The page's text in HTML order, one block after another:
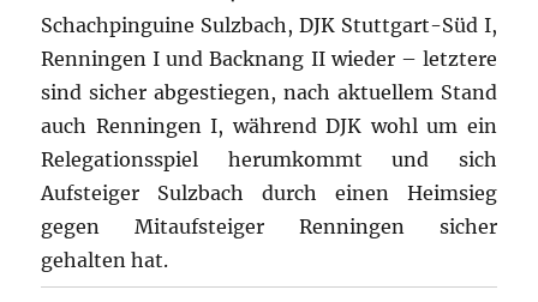
Schachpinguine Sulzbach, DJK Stuttgart-Süd I,
Renningen I und Backnang II wieder – letztere
sind sicher abgestiegen, nach aktuellem Stand
auch Renningen I, während DJK wohl um ein
Relegationsspiel herumkommt und sich
Aufsteiger Sulzbach durch einen Heimsieg
gegen Mitaufsteiger Renningen sicher
gehalten hat.